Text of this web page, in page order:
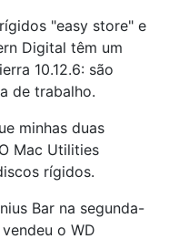
"easy store" e
Digital têm um
10.12.6: são
de trabalho.
minhas duas
Mac Utilities
rígidos.
Bar na segunda-
o WD